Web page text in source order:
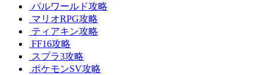
パルワールド攻略
マリオRPG攻略
ティアキン攻略
FF16攻略
スプラ3攻略
ポケモンSV攻略